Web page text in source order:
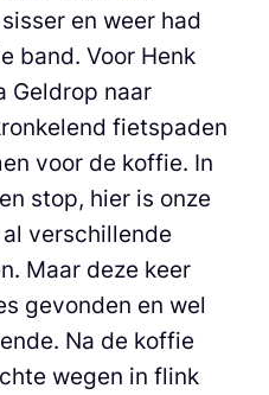
en weer had
band. Voor Henk
Geldrop naar
fietspaden
voor de koffie. In
stop, hier is onze
verschillende
Maar deze keer
gevonden en wel
Na de koffie
wegen in flink